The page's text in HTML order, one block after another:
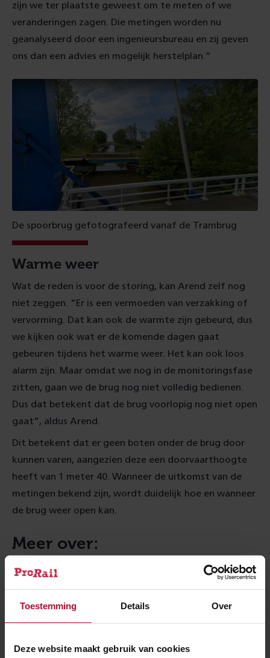
Toestemming Details Over
Deze website maakt gebruik van cookies
zijn we ter plaatste geweest om te meten of we
veranderingen zagen. Die metingen worden nu
geanalyseerd door een ingenieursbureau en zij geven
ons dan een advies en mogelijk herstelplan.”
De spoorbrug gefotografeerd vanaf de Trambrug
Warme weer
Wat de reden is voor de storing, kan Arend zelf nog
niet zeggen. “Er is een vermoeden van verzakking of
vervorming. Dat kan ook de warmte zijn gebeurd, dus
we kijken ook wat er de komende dagen gaat
gebeuren tijdens het warme weer. Het kan ook loos
alarm zijn. Maar omdat we nog in de monitoringsfase
zitten, gaan we de brug nog niet volledig bedienen.
Dus dat betekent dat de brug voorlopig nog niet open
gaat”, aldus Arend.
Dit betekent dat er geen boten onder de brug door
kunnen varen, aangezien deze een doorvaarthoogte
heeft van 1 meter 40. Wanneer de uitkomst van de
metingen bekend zijn, wordt duidelijk hoe en wanneer
de brug weer open kan.
Meer over:
Onderzoek Tunnels & bruggen
Meer nieuws